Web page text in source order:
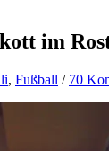
im
, Fußball / 70